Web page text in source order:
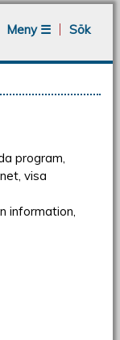
Meny ☰
Sök
program,
visa
information,